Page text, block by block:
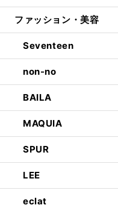
ファッション・美容
Seventeen
non-no
BAILA
MAQUIA
SPUR
LEE
eclat